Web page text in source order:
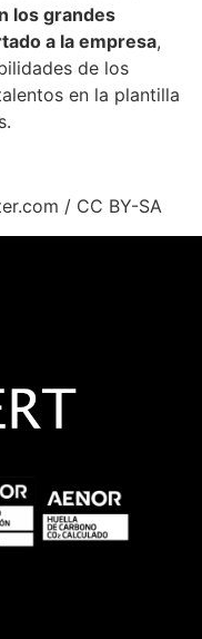
los grandes
a la empresa,
de los
en la plantilla
/ CC BY-SA